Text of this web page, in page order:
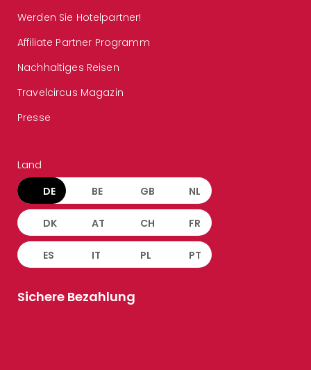
Werden Sie Hotelpartner!
Affiliate Partner Programm
Nachhaltiges Reisen
Travelcircus Magazin
Presse
Land
DE BE GB NL
DK AT CH FR
ES IT PL PT
Sichere Bezahlung